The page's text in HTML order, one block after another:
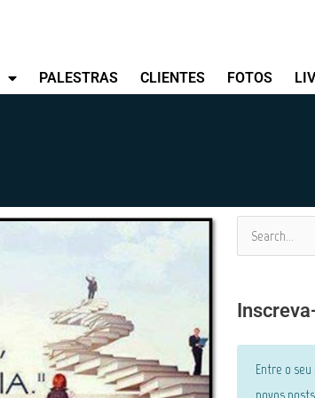
PALESTRAS CLIENTES FOTOS
Pesquisar
Entre o